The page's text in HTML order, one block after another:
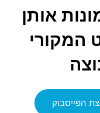
אותן
המקורי
הפייסבוק